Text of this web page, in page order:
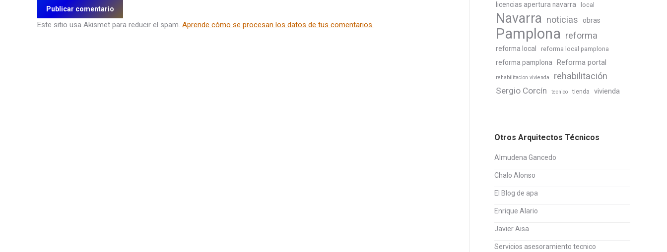
Publicar comentario
Este sitio usa Akismet para reducir el spam. Aprende cómo se procesan los datos de tus comentarios.
licencias apertura navarra local
Navarra noticias obras
Pamplona reforma
reforma local reforma local pamplona
reforma pamplona Reforma portal
rehabilitacion vivienda rehabilitación
Sergio Corcín tecnico tienda vivienda
Otros Arquitectos Técnicos
Almudena Gancedo
Chalo Alonso
El Blog de apa
Enrique Alario
Javier Aisa
Servicios asesoramiento tecnico